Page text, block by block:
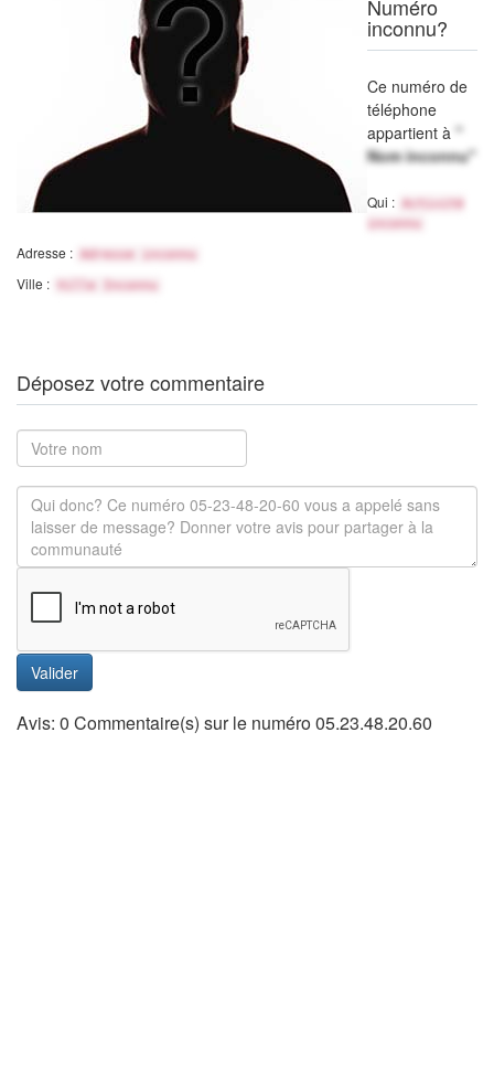
Numéro
inconnu?
Ce numéro de
téléphone
appartient à "
Nom inconnu"
Qui :
Activité
inconnu
Adresse : Adresse inconnu
Ville : Ville Inconnu
Déposez votre commentaire
Valider
Avis: 0 Commentaire(s) sur le numéro 05.23.48.20.60